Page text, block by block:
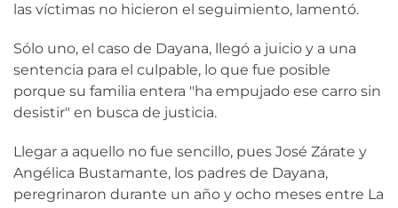
las víctimas no hicieron el seguimiento, lamentó.
Sólo uno, el caso de Dayana, llegó a juicio y a una
sentencia para el culpable, lo que fue posible
porque su familia entera "ha empujado ese carro sin
desistir" en busca de justicia.
Llegar a aquello no fue sencillo, pues José Zárate y
Angélica Bustamante, los padres de Dayana,
peregrinaron durante un año y ocho meses entre La